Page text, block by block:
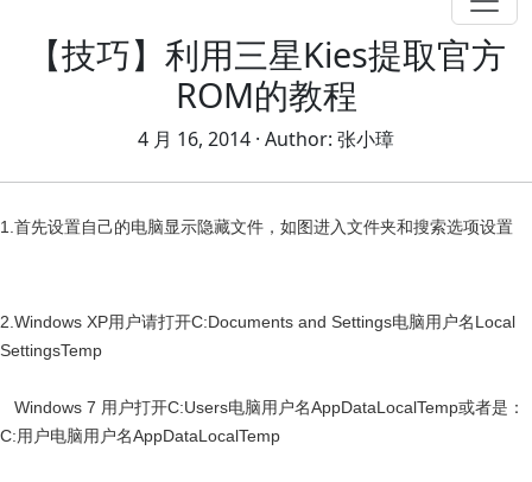
【技巧】利用三星Kies提取官方
ROM的教程
4 月 16, 2014 · Author: 张小璋
1.首先设置自己的电脑显示隐藏文件，如图进入文件夹和搜索选项设置
2.Windows XP用户请打开C:Documents and Settings电脑用户名Local
SettingsTemp
Windows 7 用户打开C:Users电脑用户名AppDataLocalTemp或者是：
C:用户电脑用户名AppDataLocalTemp